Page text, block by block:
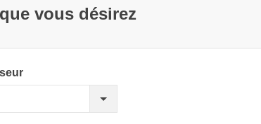
vous désirez